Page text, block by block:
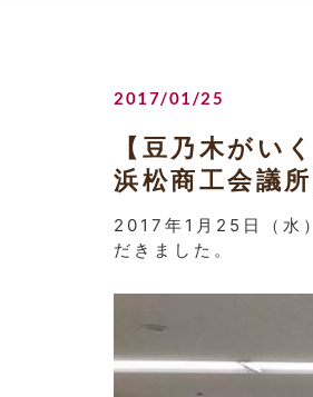
2017/01/25
【豆乃木がい
浜松商工会議所
2017年1月25日（水
だきました。